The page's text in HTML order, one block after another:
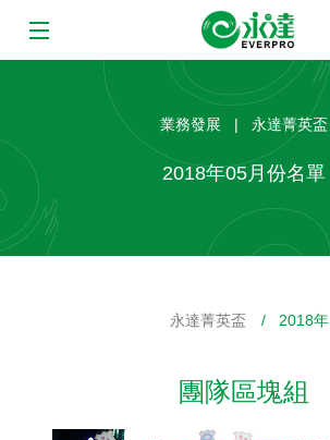
MDRT
業務發展 | 永達菁英盃
2018年05月份名單
永達菁英盃 / 2018年
團隊區塊組